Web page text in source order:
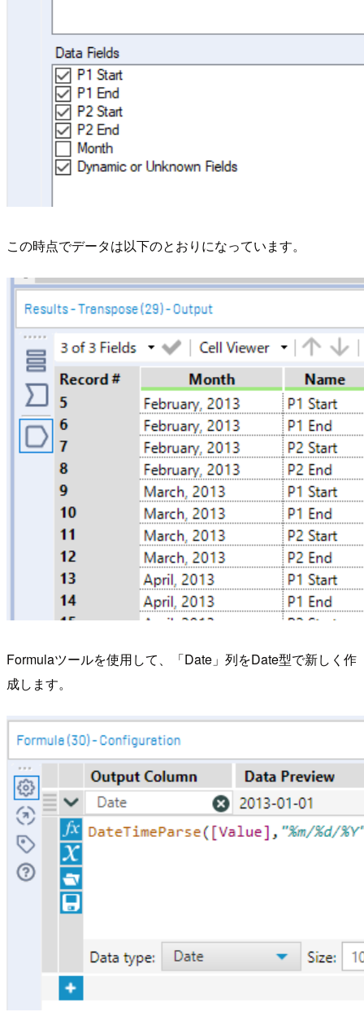
この時点でデータは以下のとおりになっています。
Formulaツールを使用して、「Date」列をDate型で新しく作
成します。